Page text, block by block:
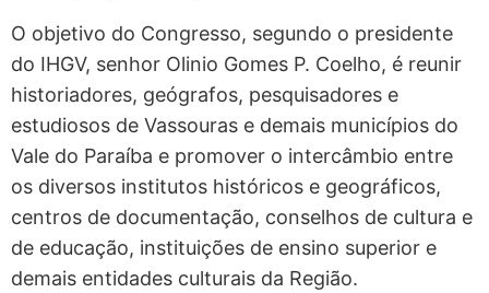
O objetivo do Congresso, segundo o presidente
do IHGV, senhor Olinio Gomes P. Coelho, é reunir
historiadores, geógrafos, pesquisadores e
estudiosos de Vassouras e demais municípios do
Vale do Paraíba e promover o intercâmbio entre
os diversos institutos históricos e geográficos,
centros de documentação, conselhos de cultura e
de educação, instituições de ensino superior e
demais entidades culturais da Região.